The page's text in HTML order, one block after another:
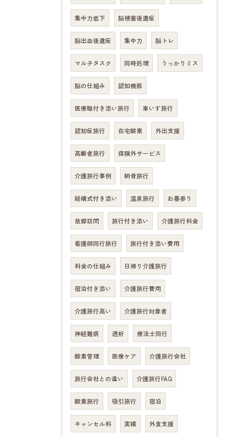
集中力低下 脳梗塞後遺症
脳出血後遺症 集中力 脳トレ
マルチタスク 同時処理 うっかりミス
脳の仕組み 認知機能
医療職付き添い旅行 車いす旅行
認知症旅行 在宅酸素 外出支援
高齢者旅行 保険外サービス
介護旅行事例 納骨旅行
結構式付き添い 温泉旅行 お墓参り
故郷訪問 旅行付き添い 介護旅行料金
看護師同行旅行 旅行付き添い費用
料金の仕組み 日帰り介護旅行
宿泊付き添い 介護旅行費用
介護旅行高い 介護旅行対象者
神経難病 透析 療法士同行
酸素管理 医療ケア 介護旅行会社
旅行会社との違い 介護旅行FAQ
酸素旅行 吸引旅行 宿泊
キャンセル料 実績 外食支援